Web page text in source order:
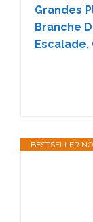
Grandes
Branche
Escalade,
BESTSELLER